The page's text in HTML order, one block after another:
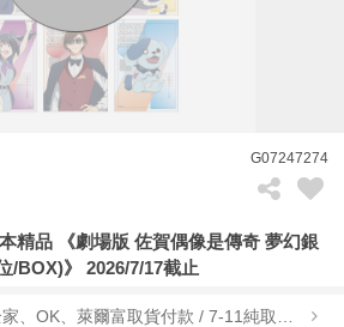
G07247274
精品 《劇場版 佐賀偶像是傳奇 夢幻銀
/BOX)》 2026/7/17截止